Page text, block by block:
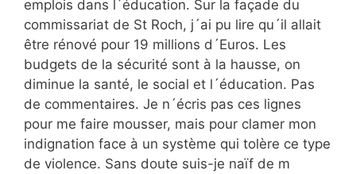
emplois dans l´éducation. Sur la façade du
commissariat de St Roch, j´ai pu lire qu´il allait
être rénové pour 19 millions d´Euros. Les
budgets de la sécurité sont à la hausse, on
diminue la santé, le social et l´éducation. Pas
de commentaires. Je n´écris pas ces lignes
pour me faire mousser, mais pour clamer mon
indignation face à un système qui tolère ce type
de violence. Sans doute suis-je naïf de m